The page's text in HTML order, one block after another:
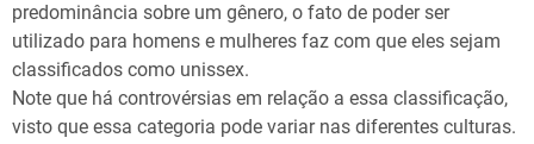
predominância sobre um gênero, o fato de poder ser
utilizado para homens e mulheres faz com que eles sejam
classificados como unissex.
Note que há controvérsias em relação a essa classificação,
visto que essa categoria pode variar nas diferentes culturas.